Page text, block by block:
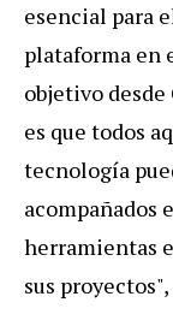
esencial para
plataforma en
objetivo desde
es que todos
tecnología
acompañados
herramientas
sus